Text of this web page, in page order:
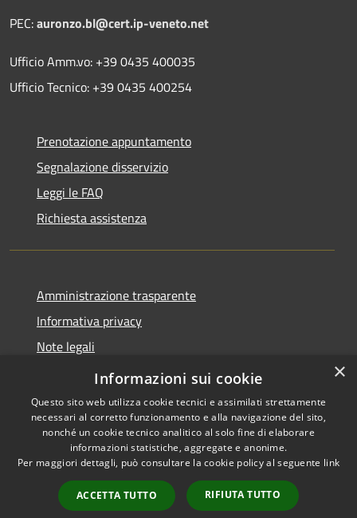
PEC:auronzo.bl@cert.ip-veneto.net
Ufficio Amm.vo: +39 0435 400035
Ufficio Tecnico: +39 0435 400254
Prenotazione appuntamento
Segnalazione disservizio
Leggi le FAQ
Richiesta assistenza
Amministrazione trasparente
Informativa privacy
Note legali
Dichiarazione di accessibilità
Accessibilità
Copyright © 2026 • Comune di
Auronzo di Cadore • Powered
byMunicipium
Accesso
redazione
×
Informazioni sui cookie
Questo sito web utilizza cookie tecnici e assimilati strettamente
necessari al corretto funzionamento e alla navigazione del sito,
nonché un cookie tecnico analitico al solo fine di elaborare
informazioni statistiche, aggregate e anonime.
Per maggiori dettagli, può consultare la cookie policy al seguente link
ACCETTA TUTTO RIFIUTA TUTTO